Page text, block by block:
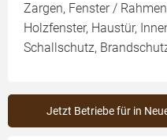
Zargen, Fenster /
Holzfenster, Haustür,
Schallschutz,
Jetzt Betriebe für in